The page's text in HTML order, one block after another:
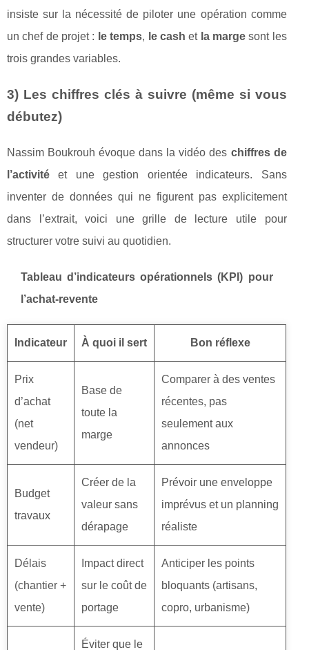
insiste sur la nécessité de piloter une opération comme
un chef de projet : le temps, le cash et la margesont les
trois grandes variables.
3) Les chiffres clés à suivre (même si vous
débutez)
Nassim Boukrouh évoque dans la vidéo des chiffres de
l’activité et une gestion orientée indicateurs. Sans
inventer de données qui ne figurent pas explicitement
dans l’extrait, voici une grille de lecture utile pour
structurer votre suivi au quotidien.
Tableau d’indicateurs opérationnels (KPI) pour
l’achat‑revente
Indicateur À quoi il sert Bon réflexe
Prix
d’achat
(net
vendeur)
Base de
toute la
marge
Comparer à des ventes
récentes, pas
seulement aux
annonces
Budget
travaux
Créer de la
valeur sans
dérapage
Prévoir une enveloppe
imprévus et un planning
réaliste
Délais
(chantier +
vente)
Impact direct
sur le coût de
portage
Anticiper les points
bloquants (artisans,
copro, urbanisme)
Éviter que le